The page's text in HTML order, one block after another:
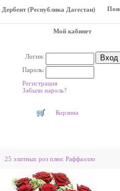
Дербент (Республика Дагестан)
Мой кабинет
Логин:
Пароль:
Регистрация
Забыли пароль?
Корзина
25 элитных роз плюс Раффаэлло